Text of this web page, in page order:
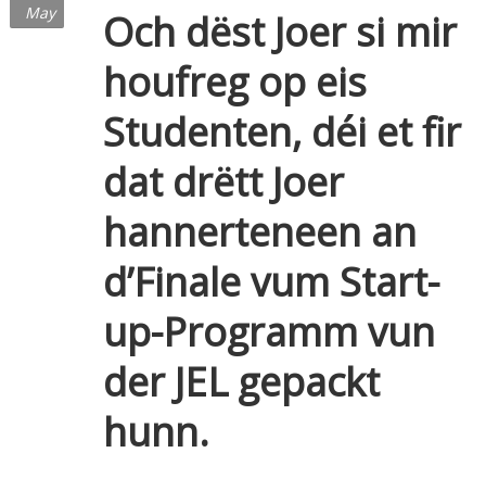
May
Och dëst Joer si mir
houfreg op eis
Studenten, déi et fir
dat drëtt Joer
hannerteneen an
d’Finale vum Start-
up-Programm vun
der JEL gepackt
hunn.